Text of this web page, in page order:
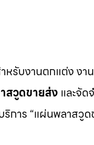
บงานตกแต่ง งาน
สวูดขายส่ง และจัด
การ “แผ่นพลาส